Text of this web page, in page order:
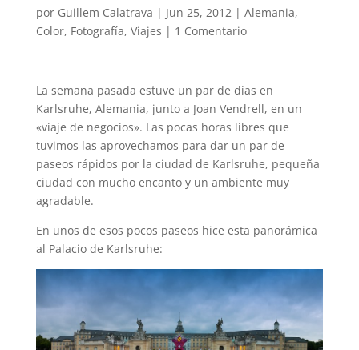
por Guillem Calatrava | Jun 25, 2012| Alemania,
Color, Fotografía, Viajes | 1 Comentario
La semana pasada estuve un par de días en
Karlsruhe, Alemania, junto a Joan Vendrell, en un
«viaje de negocios». Las pocas horas libres que
tuvimos las aprovechamos para dar un par de
paseos rápidos por la ciudad de Karlsruhe, pequeña
ciudad con mucho encanto y un ambiente muy
agradable.
En unos de esos pocos paseos hice esta panorámica
al Palacio de Karlsruhe: